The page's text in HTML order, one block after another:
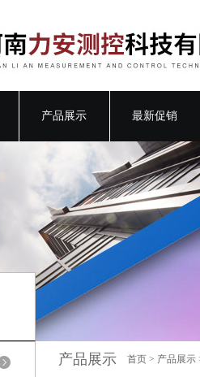
产品展示 最新促销
产品展示 首页 > 产品展示